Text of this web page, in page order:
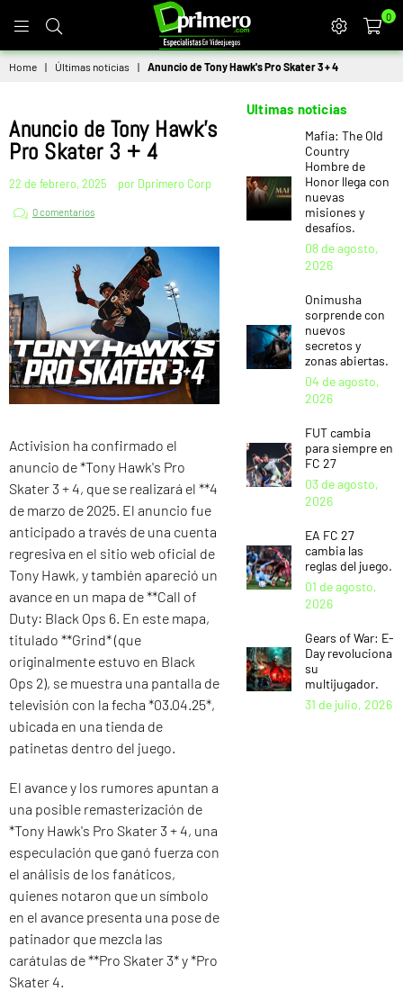
DPRIMERO
0
Home | Últimas noticias | Anuncio de Tony Hawk's Pro Skater 3 + 4
Anuncio de Tony Hawk's
Pro Skater 3 + 4
22 de febrero, 2025 por Dprimero Corp
0 comentarios
Activision ha confirmado el
anuncio de *Tony Hawk's Pro
Skater 3 + 4, que se realizará el **4
de marzo de 2025. El anuncio fue
anticipado a través de una cuenta
regresiva en el sitio web oficial de
Tony Hawk, y también apareció un
avance en un mapa de **Call of
Duty: Black Ops 6. En este mapa,
titulado **Grind* (que
originalmente estuvo en Black
Ops 2), se muestra una pantalla de
televisión con la fecha *03.04.25*,
ubicada en una tienda de
patinetas dentro del juego.
El avance y los rumores apuntan a
una posible remasterización de
*Tony Hawk's Pro Skater 3 + 4, una
especulación que ganó fuerza con
el análisis de los fanáticos,
quienes notaron que un símbolo
en el avance presenta una pose de
patinador que mezcla las
carátulas de **Pro Skater 3* y *Pro
Skater 4.
Ultimas noticias
Mafia: The Old
Country
Hombre de
Honor llega con
nuevas
misiones y
desafíos.
08 de agosto,
2026
Onimusha
sorprende con
nuevos
secretos y
zonas abiertas.
04 de agosto,
2026
FUT cambia
para siempre en
FC 27
03 de agosto,
2026
EA FC 27
cambia las
reglas del juego.
01 de agosto,
2026
Gears of War: E-
Day revoluciona
su
multijugador.
31 de julio, 2026